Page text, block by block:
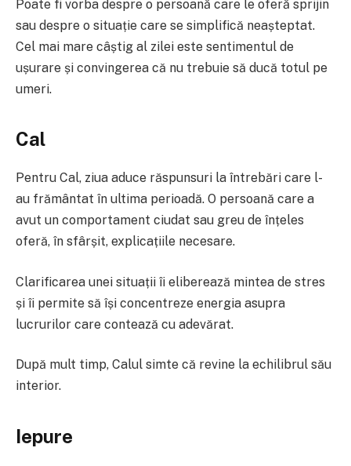
Poate fi vorba despre o persoană care le oferă sprijin
sau despre o situație care se simplifică neașteptat.
Cel mai mare câștig al zilei este sentimentul de
ușurare și convingerea că nu trebuie să ducă totul pe
umeri.
Cal
Pentru Cal, ziua aduce răspunsuri la întrebări care l-
au frământat în ultima perioadă. O persoană care a
avut un comportament ciudat sau greu de înțeles
oferă, în sfârșit, explicațiile necesare.
Clarificarea unei situații îi eliberează mintea de stres
și îi permite să își concentreze energia asupra
lucrurilor care contează cu adevărat.
După mult timp, Calul simte că revine la echilibrul său
interior.
Iepure